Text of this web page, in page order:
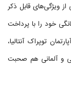
ویژگی‌های قابل ذکر
خود را با پرداخت
توپراک آنتالیا،
و آلمانی هم صحبت